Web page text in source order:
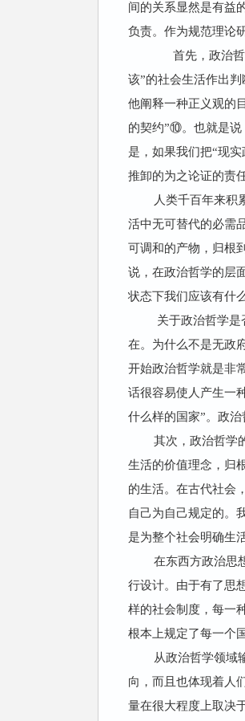
间的关系显然是有益
负责。作为规范理论
首先，政治哲
该”的社会生活作出
他阐释一种正义观的
的契约”⑩。也就是说
是，如果我们把“现
推卸的为之论证的责任
人类千百年来积
活中无可替代的必需
可调和的产物，归根
说，在政治哲学的层
状态下我们应该有什
关于政治哲学是
在。为什么不是无政
开始政治哲学就是非
话很容易使人产生一
什么样的国家”。政
其次，政治哲学
生活的价值理念，归
的生活。在古代社会
自己为自己规定的。
是为整个社会明确生
在东西方政治思
行设计。由于有了思
样的社会制度，每一
根本上规定了每一个
从政治哲学领域
向，而且也体现着人
量在很大程度上取决